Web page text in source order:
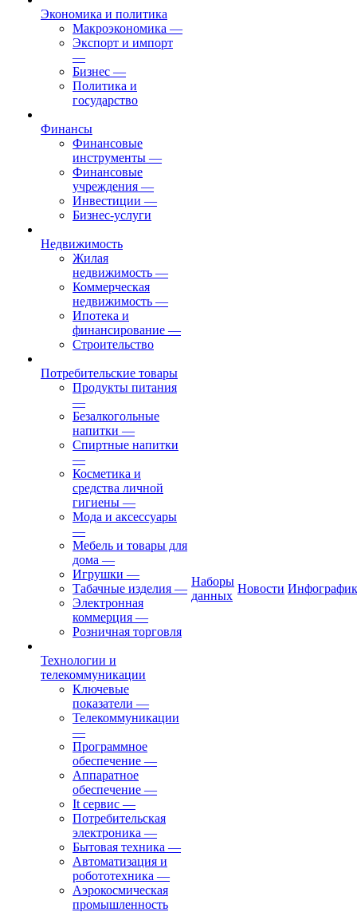
Экономика и политика
Макроэкономика —
Экспорт и импорт
—
Бизнес —
Политика и
государство
Финансы
Финансовые
инструменты —
Финансовые
учреждения —
Инвестиции —
Бизнес-услуги
Недвижимость
Жилая
недвижимость —
Коммерческая
недвижимость —
Ипотека и
финансирование —
Строительство
Потребительские товары
Продукты питания
—
Безалкогольные
напитки —
Спиртные напитки
—
Косметика и
средства личной
гигиены —
Мода и аксессуары
—
Мебель и товары для
дома —
Игрушки —
Табачные изделия —
Электронная
коммерция —
Розничная торговля
Технологии и
телекоммуникации
Ключевые
показатели —
Телекоммуникации
—
Программное
обеспечение —
Аппаратное
обеспечение —
It сервис —
Потребительская
электроника —
Бытовая техника —
Автоматизация и
робототехника —
Аэрокосмическая
промышленность
Наборы
данных
Новости